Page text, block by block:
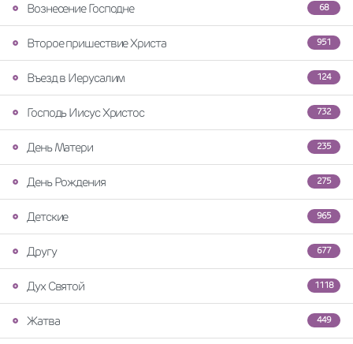
68
Вознесение Господне
951
Второе пришествие Христа
124
Въезд в Иерусалим
732
Господь Иисус Христос
235
День Матери
275
День Рождения
965
Детские
677
Другу
1118
Дух Святой
449
Жатва